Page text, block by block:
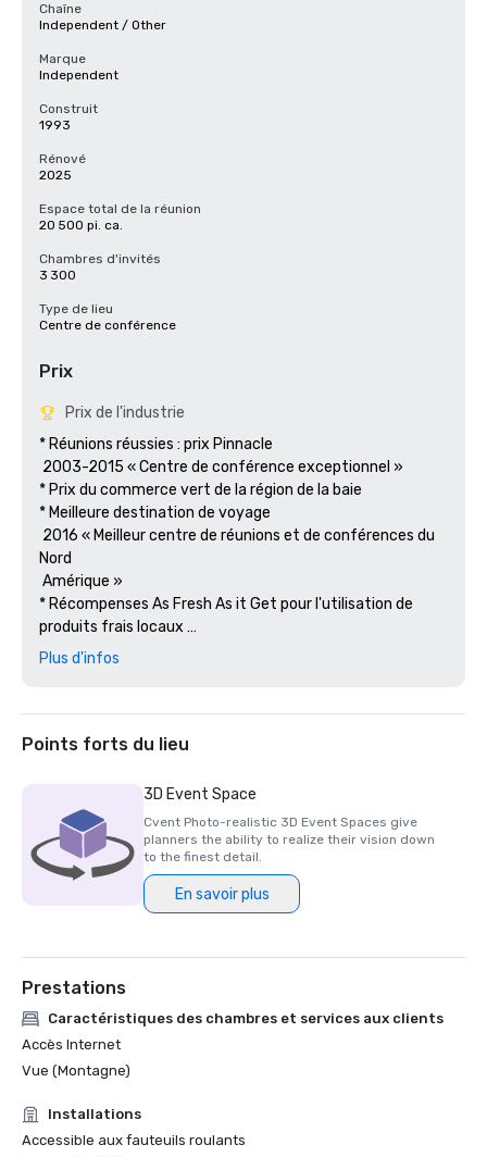
Chaîne
Independent / Other
Marque
Independent
Construit
1993
Rénové
2025
Espace total de la réunion
20 500 pi. ca.
Chambres d'invités
3 300
Type de lieu
Centre de conférence
Prix
Prix de l'industrie
* Réunions réussies : prix Pinnacle
2003-2015 « Centre de conférence exceptionnel »
* Prix du commerce vert de la région de la baie
* Meilleure destination de voyage
2016 « Meilleur centre de réunions et de conférences du
Nord
Amérique »
* Récompenses As Fresh As it Get pour l'utilisation de
produits frais locaux
produits durables.
Plus d'infos
Points forts du lieu
3D Event Space
Cvent Photo-realistic 3D Event Spaces give
planners the ability to realize their vision down
to the finest detail.
En savoir plus
Prestations
Caractéristiques des chambres et services aux clients
Accès Internet
Vue (Montagne)
Installations
Accessible aux fauteuils roulants